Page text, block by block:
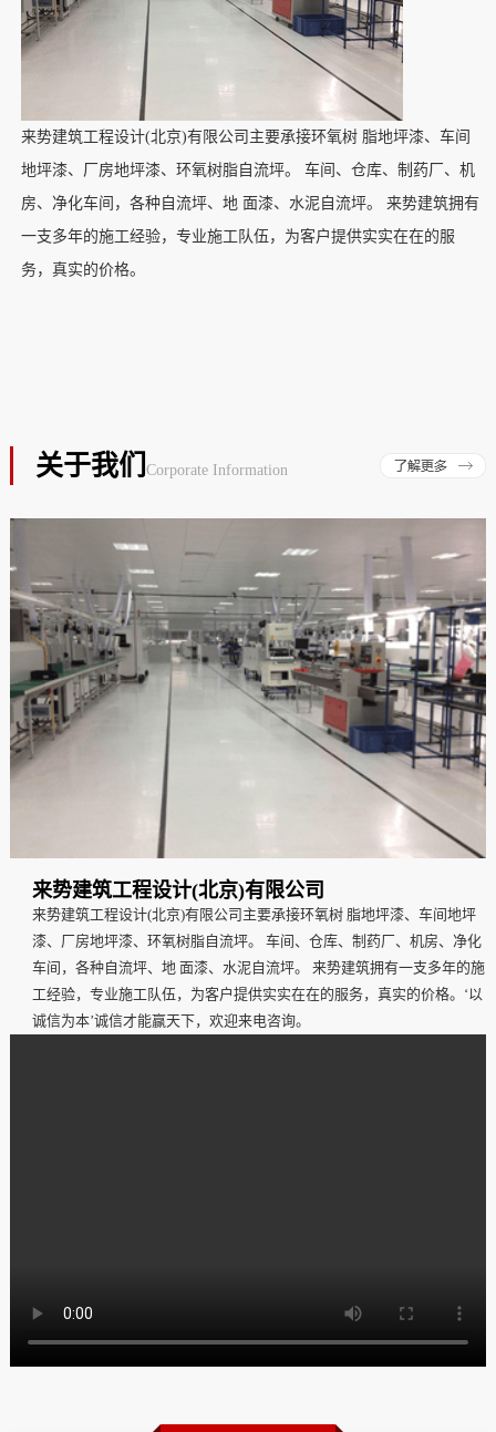
来势建筑工程设计(北京)有限公司 主要承接环氧树 脂地坪漆、车间
地坪漆、厂房地坪漆、环氧树脂自流坪。 车间、仓库、制药厂、机
房、净化车间，各种自流坪、地 面漆、水泥自流坪。来势建筑拥有
一支多年的施工经验，专业施工队伍，为客户提供实实在在的服
务，真实的价格。
关于我们Corporate Information
来势建筑工程设计(北京)有限公司
来势建筑工程设计(北京)有限公司 主要承接环氧树 脂地坪漆、车间地坪
漆、厂房地坪漆、环氧树脂自流坪。 车间、仓库、制药厂、机房、净化
车间，各种自流坪、地 面漆、水泥自流坪。 来势建筑拥有一支多年的施
工经验，专业施工队伍，为客户提供实实在在的服务，真实的价格。 ‘以
诚信为本’诚信才能赢天下，欢迎来电咨询。